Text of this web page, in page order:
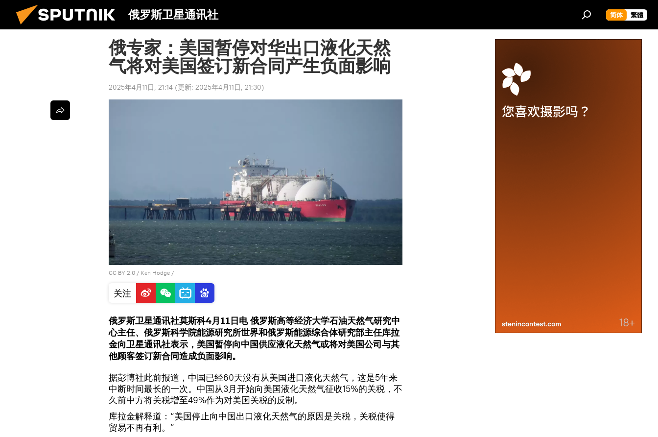
俄罗斯卫星通讯社 简体 繁體
俄专家：美国暂停对华出口液化天然
气将对美国签订新合同产生负面影响
2025年4月11日, 21:14 (更新: 2025年4月11日, 21:30)
CC BY 2.0 / Ken Hodge /
关注
俄罗斯卫星通讯社莫斯科4月11日电 俄罗斯高等经济大学石油天然气研究中
心主任、俄罗斯科学院能源研究所世界和俄罗斯能源综合体研究部主任库拉
金向卫星通讯社表示，美国暂停向中国供应液化天然气或将对美国公司与其
他顾客签订新合同造成负面影响。
据彭博社此前报道，中国已经60天没有从美国进口液化天然气，这是5年来
中断时间最长的一次。中国从3月开始向美国液化天然气征收15%的关税，不
久前中方将关税增至49%作为对美国关税的反制。
库拉金解释道：“美国停止向中国出口液化天然气的原因是关税，关税使得
贸易不再有利。”